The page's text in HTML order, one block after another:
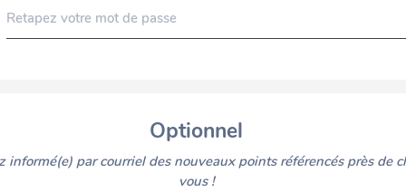
Retapez votre mot de passe
Optionnel
informé(e) par courriel des nouveaux points référencés près de
vous !